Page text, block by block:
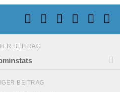
BEITRAG
BEITRAG